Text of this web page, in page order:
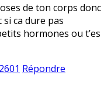
de ton corps donc
si ca dure pas
hormones ou t’es
Répondre